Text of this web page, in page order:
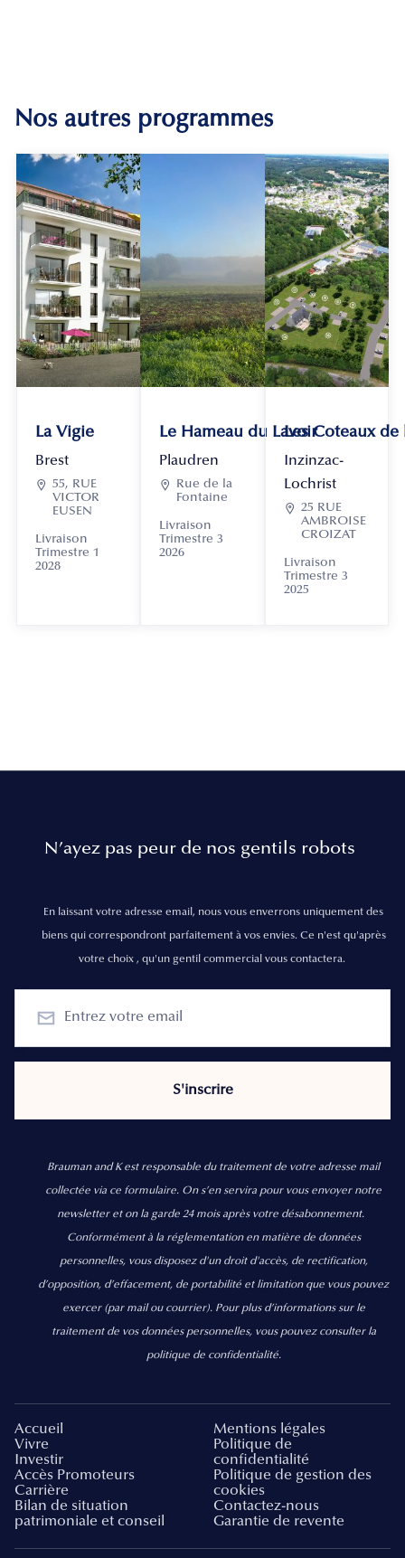
Nos autres programmes
La Vigie
Brest
 55, RUE
VICTOR
EUSEN
Livraison
Trimestre 1
2028
Le Hameau du Lavoir
Plaudren

Rue de la
Fontaine
Livraison
Trimestre 3
2026
Les Coteaux
Inzinzac-
Lochrist
 25 RUE
AMBROISE
CROIZAT
Livraison
Trimestre 3
2025
N’ayez pas peur de nos gentils robots
En laissant votre adresse email, nous vous enverrons uniquement des
biens qui correspondront parfaitement à vos envies. Ce n'est qu'après
votre choix , qu'un gentil commercial vous contactera.
Brauman and K est responsable du traitement de votre adresse mail
collectée via ce formulaire. On s’en servira pour vous envoyer notre
newsletter et on la garde 24 mois après votre désabonnement.
Conformément à la réglementation en matière de données
personnelles, vous disposez d'un droit d'accès, de rectification,
d’opposition, d’effacement, de portabilité et limitation que vous pouvez
exercer (par mail ou courrier). Pour plus d’informations sur le
traitement de vos données personnelles, vous pouvez consulter la
politique de confidentialité.
Accueil
Vivre
Investir
Accès Promoteurs
Carrière
Bilan de situation
patrimoniale et conseil
Mentions légales
Politique de
confidentialité
Politique de gestion des
cookies
Contactez-nous
Garantie de revente